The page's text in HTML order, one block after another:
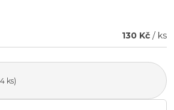
130 Kč / ks
ks)